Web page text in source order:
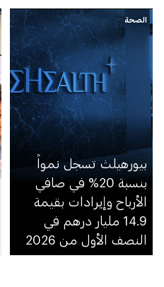
الصحة
بيورهيلث تسجل نمواً
بنسبة 20% في صافي
الأرباح وإيرادات بقيمة
14.9 مليار درهم في
النصف الأول من 2026